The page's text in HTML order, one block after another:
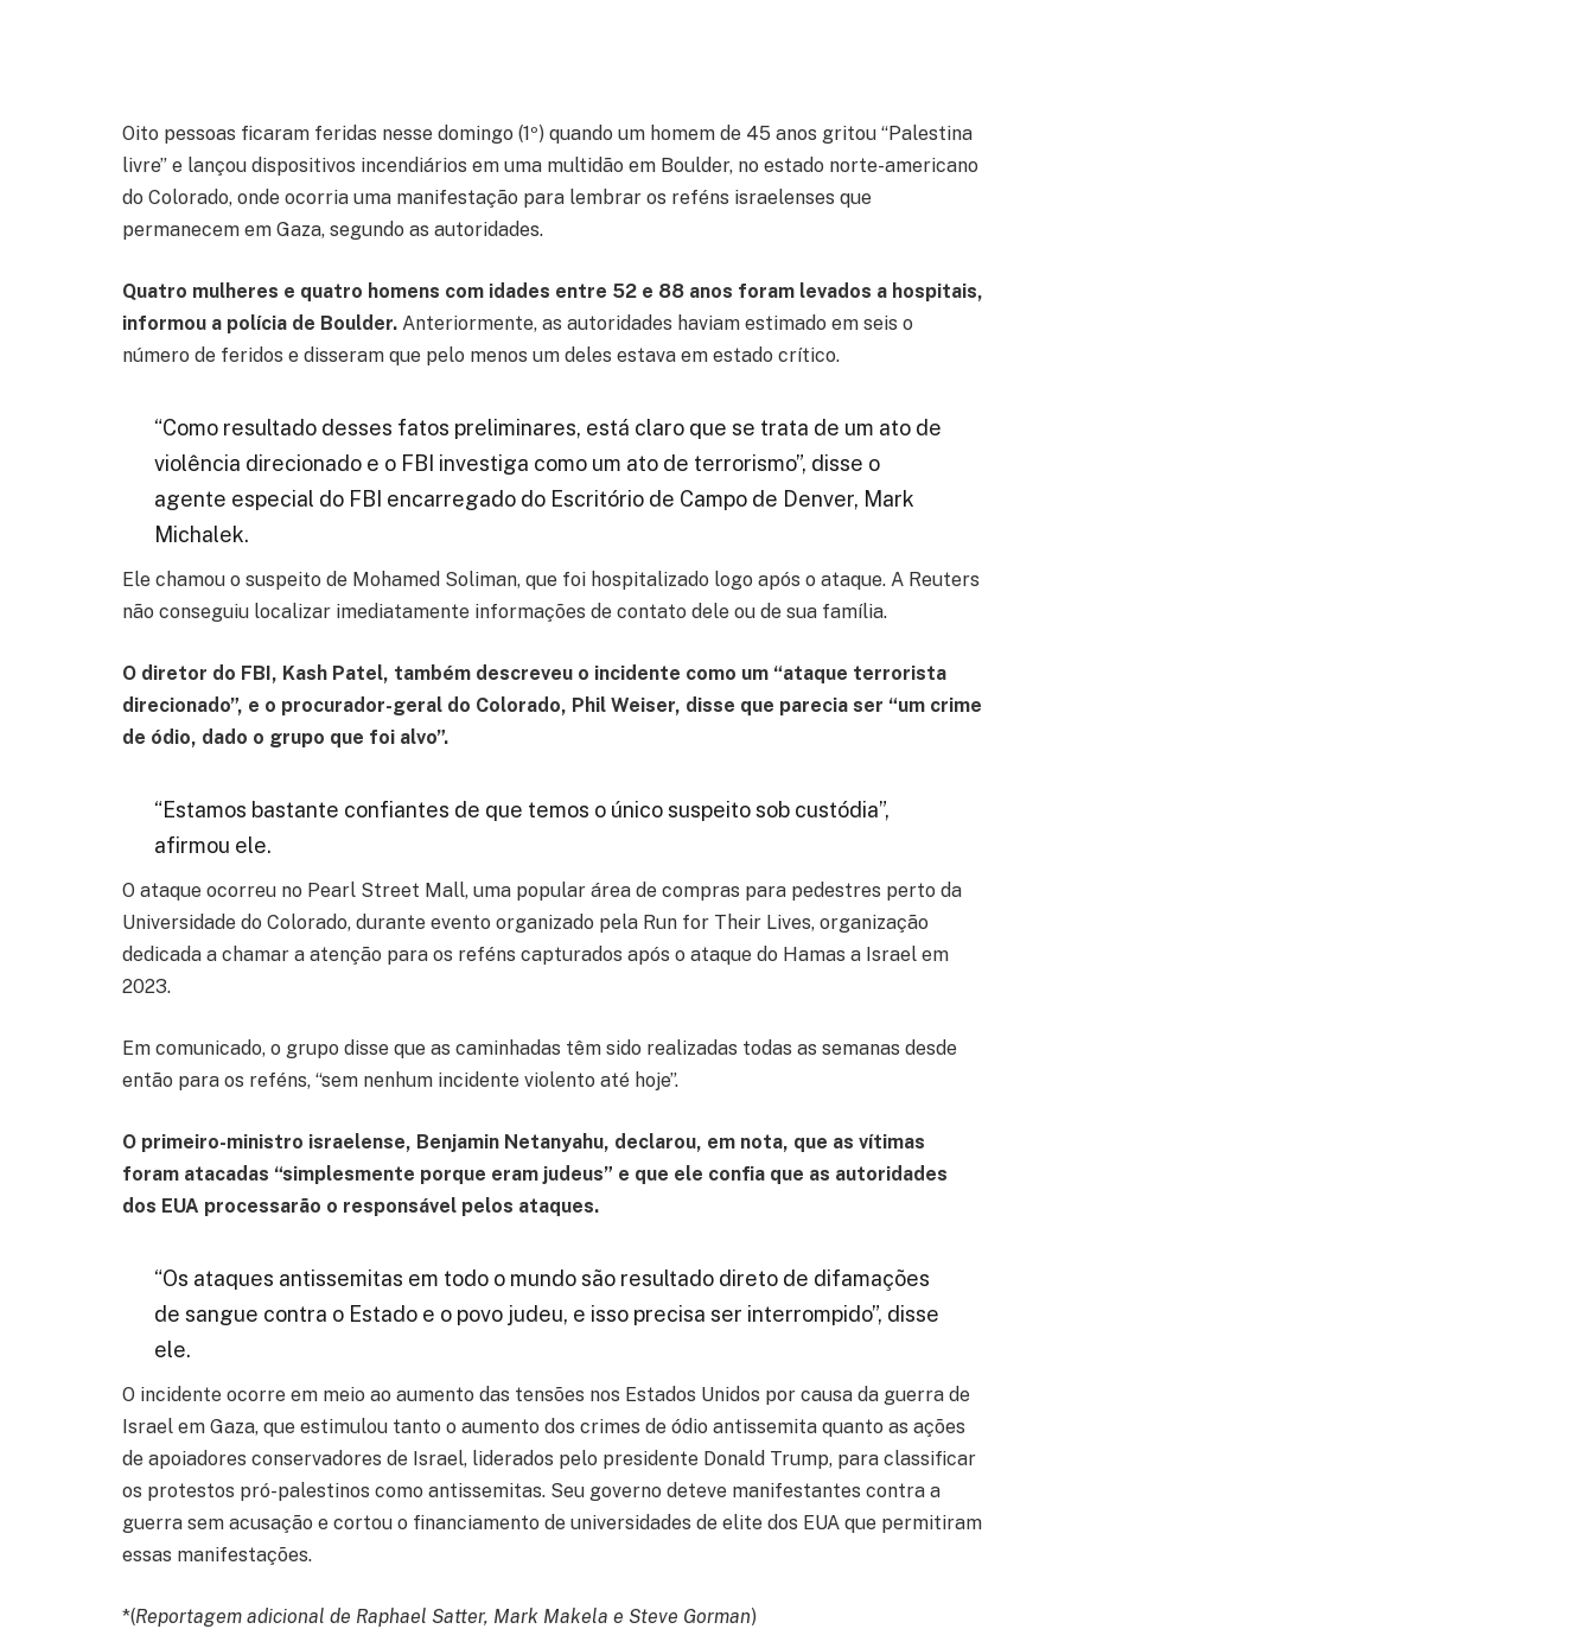
Oito pessoas ficaram feridas nesse domingo (1º) quando um homem de 45 anos gritou “Palestina
livre” e lançou dispositivos incendiários em uma multidão em Boulder, no estado norte-americano
do Colorado, onde ocorria uma manifestação para lembrar os reféns israelenses que
permanecem em Gaza, segundo as autoridades.
Quatro mulheres e quatro homens com idades entre 52 e 88 anos foram levados a hospitais,
informou a polícia de Boulder. Anteriormente, as autoridades haviam estimado em seis o
número de feridos e disseram que pelo menos um deles estava em estado crítico.
“Como resultado desses fatos preliminares, está claro que se trata de um ato de
violência direcionado e o FBI investiga como um ato de terrorismo”, disse o
agente especial do FBI encarregado do Escritório de Campo de Denver, Mark
Michalek.
Ele chamou o suspeito de Mohamed Soliman, que foi hospitalizado logo após o ataque. A Reuters
não conseguiu localizar imediatamente informações de contato dele ou de sua família.
O diretor do FBI, Kash Patel, também descreveu o incidente como um “ataque terrorista
direcionado”, e o procurador-geral do Colorado, Phil Weiser, disse que parecia ser “um crime
de ódio, dado o grupo que foi alvo”.
“Estamos bastante confiantes de que temos o único suspeito sob custódia”,
afirmou ele.
O ataque ocorreu no Pearl Street Mall, uma popular área de compras para pedestres perto da
Universidade do Colorado, durante evento organizado pela Run for Their Lives, organização
dedicada a chamar a atenção para os reféns capturados após o ataque do Hamas a Israel em
2023.
Em comunicado, o grupo disse que as caminhadas têm sido realizadas todas as semanas desde
então para os reféns, “sem nenhum incidente violento até hoje”.
O primeiro-ministro israelense, Benjamin Netanyahu, declarou, em nota, que as vítimas
foram atacadas “simplesmente porque eram judeus” e que ele confia que as autoridades
dos EUA processarão o responsável pelos ataques.
“Os ataques antissemitas em todo o mundo são resultado direto de difamações
de sangue contra o Estado e o povo judeu, e isso precisa ser interrompido”, disse
ele.
O incidente ocorre em meio ao aumento das tensões nos Estados Unidos por causa da guerra de
Israel em Gaza, que estimulou tanto o aumento dos crimes de ódio antissemita quanto as ações
de apoiadores conservadores de Israel, liderados pelo presidente Donald Trump, para classificar
os protestos pró-palestinos como antissemitas. Seu governo deteve manifestantes contra a
guerra sem acusação e cortou o financiamento de universidades de elite dos EUA que permitiram
essas manifestações.
*(Reportagem adicional de Raphael Satter, Mark Makela e Steve Gorman)